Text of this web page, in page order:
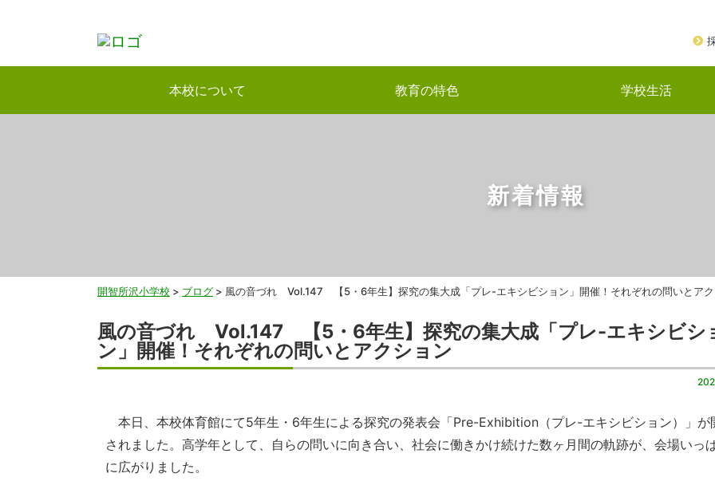
本校について 教育の特色 学校生活
新着情報
開智所沢小学校 > ブログ > 風の音づれ Vol.147 【5・6年生】探究の集大成「プレ-エキシビション」開催！それぞれの問いとアク
風の音づれ Vol.147 【5・6年生】探究の集大成「プレ-エキシビシ
ン」開催！それぞれの問いとアクション
本日、本校体育館にて5年生・6年生による探究の発表会「Pre-Exhibition（プレ-エキシビション）」が
されました。高学年として、自らの問いに向き合い、社会に働きかけ続けた数ヶ月間の軌跡が、会場いっ
に広がりました。